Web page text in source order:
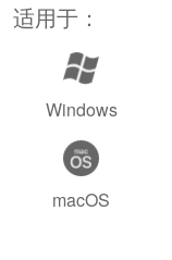
适用于：
Windows
macOS